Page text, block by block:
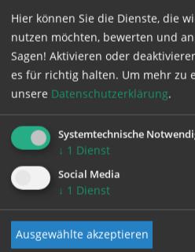
GESCHÜTZTER BEREICH
Bitte melden Sie sich mit
und Passwort an.
Benutzername
Passwort
Hier können Sie die Dienste, die
nutzen möchten, bewerten und
Sagen! Aktivieren oder
es für richtig halten. Um mehr zu
unsere Datenschutzerklärung.
Systemtechnische
↓ 1 Dienst
Social Media
↓ 1 Dienst
Ausgewählte akzeptieren